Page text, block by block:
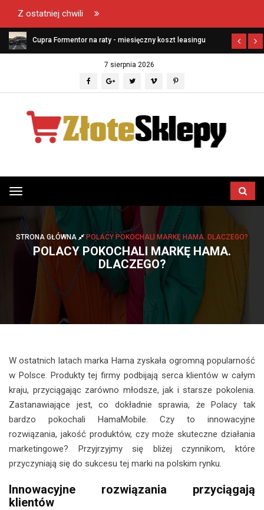
Z ostatniej chwili
Cupra Formentor na raty - miesięczny koszt leasingu
7 sierpnia 2026
Przełącz
menu
STRONA GŁÓWNA POLACY POKOCHALI MARKĘ HAMA. DLACZEGO?
POLACY POKOCHALI MARKĘ HAMA.
DLACZEGO?
W ostatnich latach marka Hama zyskała ogromną popularność
w Polsce. Produkty tej firmy podbijają serca klientów w całym
kraju, przyciągając zarówno młodsze, jak i starsze pokolenia.
Zastanawiające jest, co dokładnie sprawia, że Polacy tak
bardzo pokochali HamaMobile. Czy to innowacyjne
rozwiązania, jakość produktów, czy może skuteczne działania
marketingowe? Przyjrzyjmy się bliżej czynnikom, które
przyczyniają się do sukcesu tej marki na polskim rynku.
Innowacyjne rozwiązania przyciągają
klientów